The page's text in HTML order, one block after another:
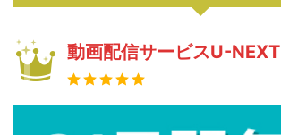
動画配信サービスU-NEXT